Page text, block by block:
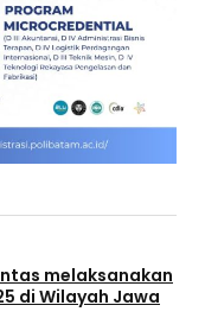
melaksanakan
di Wilayah Jawa